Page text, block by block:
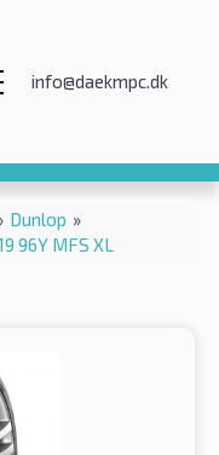
info@daekmpc.dk
Dunlop »
96Y MFS XL